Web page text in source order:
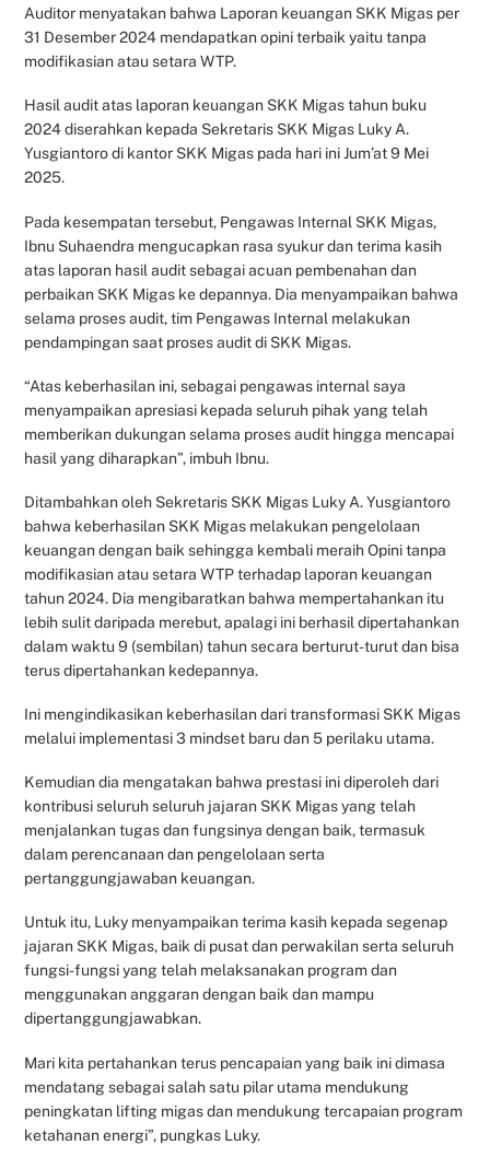
Auditor menyatakan bahwa Laporan keuangan SKK Migas per
31 Desember 2024 mendapatkan opini terbaik yaitu tanpa
modifikasian atau setara WTP.
Hasil audit atas laporan keuangan SKK Migas tahun buku
2024 diserahkan kepada Sekretaris SKK Migas Luky A.
Yusgiantoro di kantor SKK Migas pada hari ini Jum’at 9 Mei
2025.
Pada kesempatan tersebut, Pengawas Internal SKK Migas,
Ibnu Suhaendra mengucapkan rasa syukur dan terima kasih
atas laporan hasil audit sebagai acuan pembenahan dan
perbaikan SKK Migas ke depannya. Dia menyampaikan bahwa
selama proses audit, tim Pengawas Internal melakukan
pendampingan saat proses audit di SKK Migas.
“Atas keberhasilan ini, sebagai pengawas internal saya
menyampaikan apresiasi kepada seluruh pihak yang telah
memberikan dukungan selama proses audit hingga mencapai
hasil yang diharapkan”, imbuh Ibnu.
Ditambahkan oleh Sekretaris SKK Migas Luky A. Yusgiantoro
bahwa keberhasilan SKK Migas melakukan pengelolaan
keuangan dengan baik sehingga kembali meraih Opini tanpa
modifikasian atau setara WTP terhadap laporan keuangan
tahun 2024. Dia mengibaratkan bahwa mempertahankan itu
lebih sulit daripada merebut, apalagi ini berhasil dipertahankan
dalam waktu 9 (sembilan) tahun secara berturut-turut dan bisa
terus dipertahankan kedepannya.
Ini mengindikasikan keberhasilan dari transformasi SKK Migas
melalui implementasi 3 mindset baru dan 5 perilaku utama.
Kemudian dia mengatakan bahwa prestasi ini diperoleh dari
kontribusi seluruh seluruh jajaran SKK Migas yang telah
menjalankan tugas dan fungsinya dengan baik, termasuk
dalam perencanaan dan pengelolaan serta
pertanggungjawaban keuangan.
Untuk itu, Luky menyampaikan terima kasih kepada segenap
jajaran SKK Migas, baik di pusat dan perwakilan serta seluruh
fungsi-fungsi yang telah melaksanakan program dan
menggunakan anggaran dengan baik dan mampu
dipertanggungjawabkan.
Mari kita pertahankan terus pencapaian yang baik ini dimasa
mendatang sebagai salah satu pilar utama mendukung
peningkatan lifting migas dan mendukung tercapaian program
ketahanan energi”, pungkas Luky.